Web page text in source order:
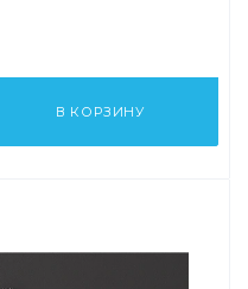
В КОРЗИНУ